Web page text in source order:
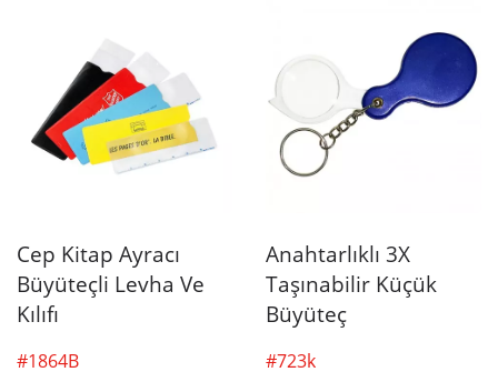
Cep Kitap Ayracı
Büyüteçli Levha Ve
Kılıfı
#1864B
Anahtarlıklı 3X
Taşınabilir Küçük
Büyüteç
#723k